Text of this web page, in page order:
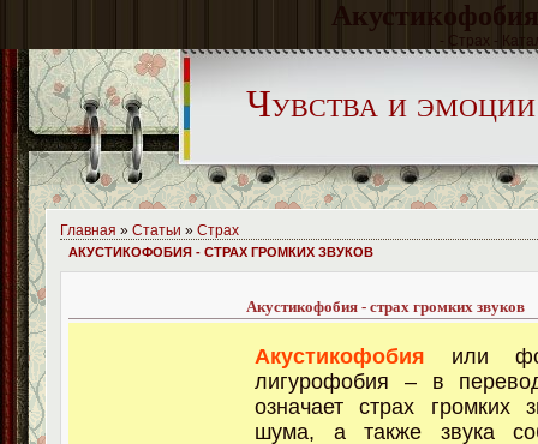
- Страх -
Чувства и эмоции
Главная » Статьи » Страх
АКУСТИКОФОБИЯ - СТРАХ ГРОМКИХ ЗВУКОВ
Акустикофобия - страх громких звуков
Акустикофобия или
лигурофобия – в
означает страх громких
шума, а также звука